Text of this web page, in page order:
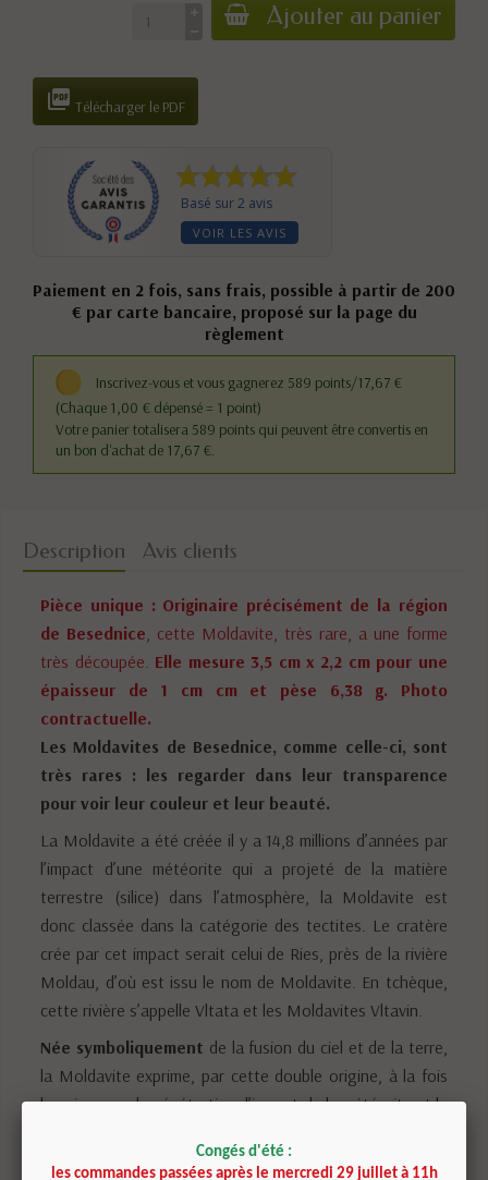
Ajouter au panier
 Télécharger le PDF
Basé sur 2 avis
VOIR LES AVIS
Paiement en 2 fois, sans frais, possible à partir de 200
€ par carte bancaire, proposé sur la page du
règlement
Inscrivez-vous et vous gagnerez 589 points/17,67 €
(Chaque 1,00 € dépensé = 1 point)
Votre panier totalisera 589 points qui peuvent être convertis en
un bon d'achat de 17,67 €.
Description Avis clients
Pièce unique : Originaire précisément de la région
de Besednice , cette Moldavite, très rare, a une forme
très découpée. Elle mesure 3,5 cm x 2,2 cm pour une
épaisseur de 1 cm cm et pèse 6,38 g. Photo
contractuelle.
Les Moldavites de Besednice, comme celle-ci, sont
très rares : les regarder dans leur transparence
pour voir leur couleur et leur beauté.
La Moldavite a été créée il y a 14,8 millions d’années par
l’impact d’une météorite qui a projeté de la matière
terrestre (silice) dans l’atmosphère, la Moldavite est
donc classée dans la catégorie des tectites. Le cratère
crée par cet impact serait celui de Ries, près de la rivière
Moldau, d’où est issu le nom de Moldavite. En tchèque,
cette rivière s’appelle Vltata et les Moldavites Vltavin.
Née symboliquement de la fusion du ciel et de la terre,
la Moldavite exprime, par cette double origine, à la fois
la puissance de pénétration, l’impact de la météorite et la
En lithothérapie
Congés d'été :
les commandes passées après le mercredi 29 juillet à 11h